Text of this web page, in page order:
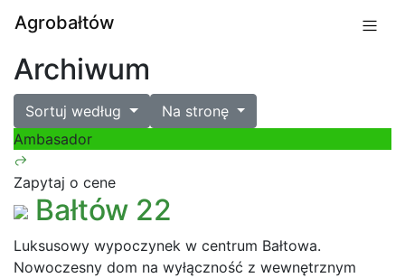
Agrobałtów
Archiwum
Sortuj według
Na stronę
Ambasador
Zapytaj o cene
Bałtów 22
Luksusowy wypoczynek w centrum Bałtowa.
Nowoczesny dom na wyłączność z wewnętrznym